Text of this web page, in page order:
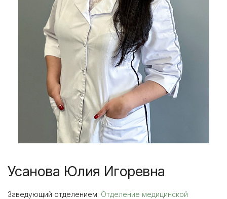
Усанова Юлия Игоревна
Заведующий отделением: Отделение медицинской